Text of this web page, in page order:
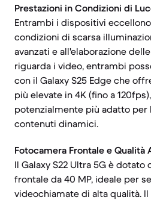
Prestazioni in Condizioni di
Entrambi i dispositivi
condizioni di scarsa
avanzati e all'elaborazione
riguarda i video, entrambi
con il Galaxy S25 Edge che
più elevate in 4K (fino a
potenzialmente più adatto per
contenuti dinamici.
Fotocamera Frontale e Qualità
Il Galaxy S22 Ultra 5G è
frontale da 40 MP, ideale per
videochiamate di alta qualità. Il